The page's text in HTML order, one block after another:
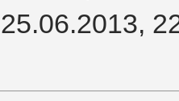
25.06.2013,